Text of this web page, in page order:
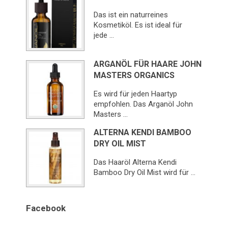
Das ist ein naturreines
Kosmetiköl. Es ist ideal für
jede …
ARGANÖL FÜR HAARE JOHN
MASTERS ORGANICS
Es wird für jeden Haartyp
empfohlen. Das Arganöl John
Masters …
ALTERNA KENDI BAMBOO
DRY OIL MIST
Das Haaröl Alterna Kendi
Bamboo Dry Oil Mist wird für …
Facebook